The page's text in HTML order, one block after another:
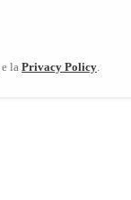
e la Privacy Policy.